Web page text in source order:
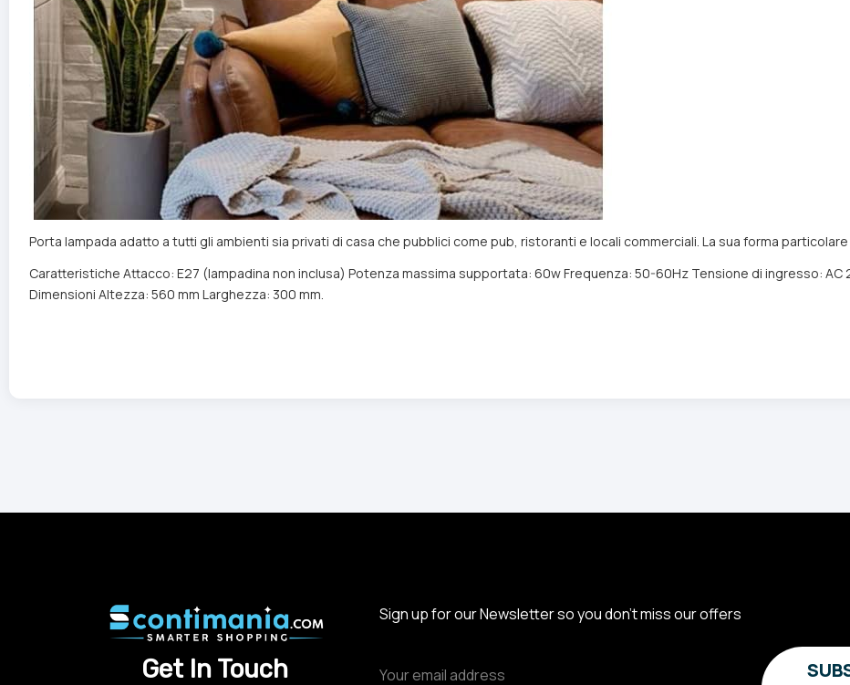
Porta lampada adatto a tutti gli ambienti sia privati di casa che pubblici come pub, ristoranti e locali commerciali. La sua forma
Caratteristiche Attacco: E27 (lampadina non inclusa) Potenza massima supportata: 60w Frequenza: 50-60Hz Tensione di ingresso:
Dimensioni Altezza: 560 mm Larghezza: 300 mm.
Get In Touch
Sign up for our Newsletter so you don't miss our offers